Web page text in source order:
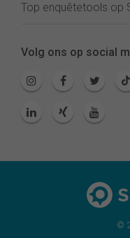
Top enquêtetools op
Volg ons op social
©